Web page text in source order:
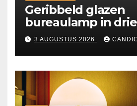
Geribbeld glazen
bureaulamp in
3 AUGUSTUS 2026